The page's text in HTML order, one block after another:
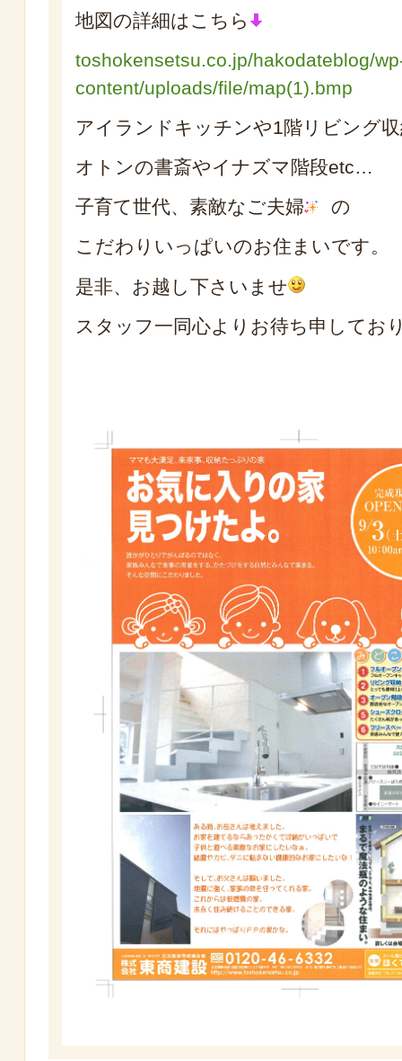
地図の詳細はこちら
toshokensetsu.co.jp/hakodateblog/
content/uploads/file/map(1).bmp
アイランドキッチンや1階リビング
オトンの書斎やイナズマ階段etc…
子育て世代、素敵なご夫婦
の
こだわりいっぱいのお住まいです。
是非、お越し下さいませ
スタッフ一同心よりお待ち申してお